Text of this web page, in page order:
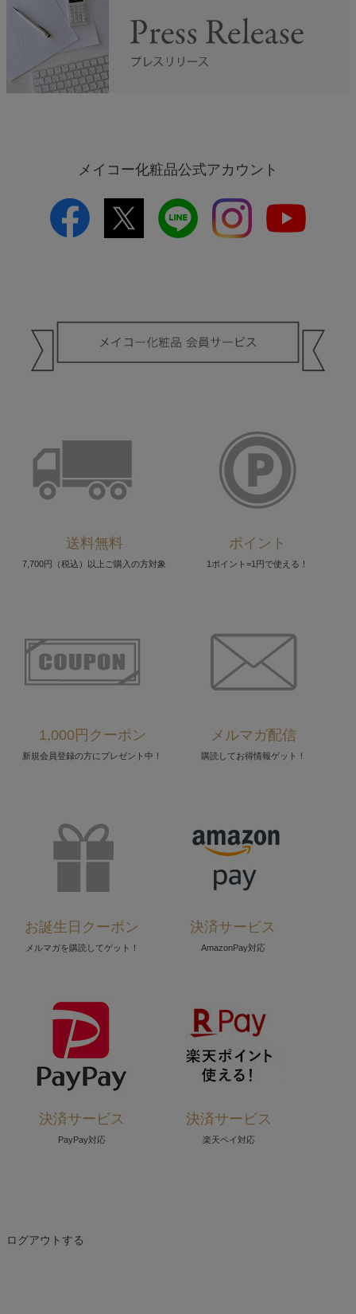
メイコー化粧品公式アカウント
送料無料
7,700円（税込）以上ご購入の方対象
ポイント
1ポイント=1円で使える！
1,000円クーポン
新規会員登録の方にプレゼント中！
メルマガ配信
購読してお得情報ゲット！
お誕生日クーポン
メルマガを購読してゲット！
決済サービス
AmazonPay対応
決済サービス
PayPay対応
決済サービス
楽天ペイ対応
ログアウトする